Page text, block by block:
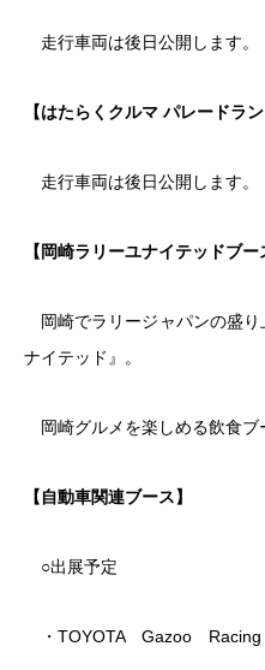
走行車両は後日公開します。
【はたらくクルマ パレードラン
走行車両は後日公開します。
【岡崎ラリーユナイテッドブー
岡崎でラリージャパンの盛り
ナイテッド』。
岡崎グルメを楽しめる飲食ブ
【自動車関連ブース】
○出展予定
・TOYOTA Gazoo Racing